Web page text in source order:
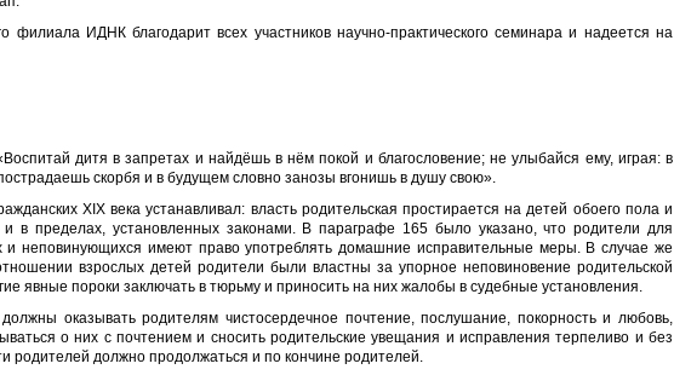
филиала ИДНК благодарит всех участников научно-практического семинара и надеется на
дитя в запретах и найдёшь в нём покой и благословение; не улыбайся ему, играя: в
скорбя и в будущем словно занозы вгонишь в душу свою».
XIX века устанавливал: власть родительская простирается на детей обоего пола и
и в пределах, установленных законами. В параграфе 165 было указано, что родители для
и неповинующихся имеют право употреблять домашние исправительные меры. В случае же
взрослых детей родители были властны за упорное неповиновение родительской
явные пороки заключать в тюрьму и приносить на них жалобы в судебные установления.
оказывать родителям чистосердечное почтение, послушание, покорность и любовь,
о них с почтением и сносить родительские увещания и исправления терпеливо и без
родителей должно продолжаться и по кончине родителей.